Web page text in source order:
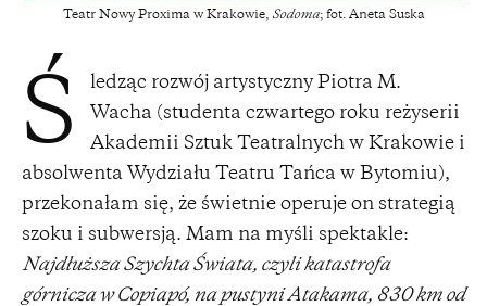
Teatr Nowy Proxima w Krakowie, Sodoma; fot. Aneta Suska
Ś
ledząc rozwój artystyczny Piotra M.
Wacha (studenta czwartego roku reżyserii
Akademii Sztuk Teatralnych w Krakowie i
absolwenta Wydziału Teatru Tańca w Bytomiu),
przekonałam się, że świetnie operuje on strategią
szoku i subwersją. Mam na myśli spektakle:
Najdłuższa Szychta Świata, czyli katastrofa
górnicza w Copiapó, na pustyni Atakama, 830 km od